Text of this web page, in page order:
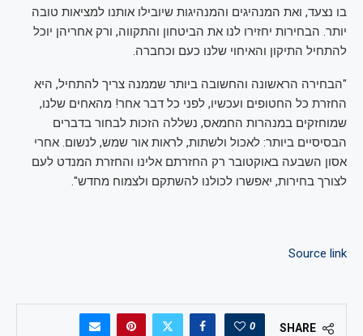
בו נצעד, ואת המנהיגים והמנהיגות שיובילו אותנו למציאות טובה
יותר. הבחירות יחזירו לנו את הביטחון והתקווה, ורק אחריהן יוכל
להתחיל התיקון והאיחוי שלנו כעם וכחברה.
"הבחירה הראשונה והחשובה ביותר שממנה צריך להתחיל, היא
החזרת כל החטופים ועכשיו, לפני כל דבר אחר! מהאחים שלנו,
שמוחזקים במנהרות החמאס, נשללה הזכות לבחור בדברים
הבסיסיים ביותר: לאכול ולשתות, לראות אור שמש, לנשום. אחרי
אסון השבעה באוקטובר רק החזרתם אלינו והחזרת המנדט לעם
לצורך בחירות, יאפשרו לכולנו להשתקם ולצמוח מחדש".
Source link
SHARE
0